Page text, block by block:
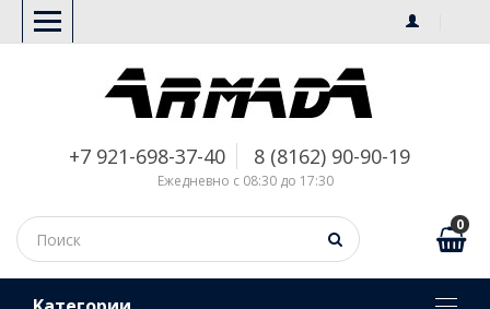
+7 921-698-37-40 8 (8162) 90-90-19
Ежедневно с 08:30 до 17:30
0